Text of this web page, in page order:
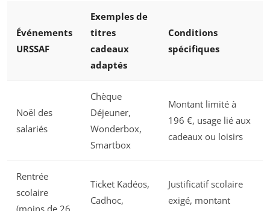
Événements
URSSAF
Exemples de
titres
cadeaux
adaptés
Conditions
spécifiques
Noël des
salariés
Chèque
Déjeuner,
Wonderbox,
Smartbox
Montant limité à
196 €, usage lié aux
cadeaux ou loisirs
Rentrée
scolaire
Ticket Kadéos,
Cadhoc,
Justificatif scolaire
exigé, montant